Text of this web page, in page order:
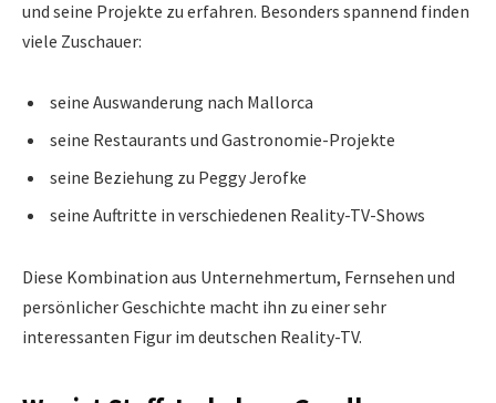
und seine Projekte zu erfahren. Besonders spannend finden
viele Zuschauer:
seine Auswanderung nach Mallorca
seine Restaurants und Gastronomie-Projekte
seine Beziehung zu Peggy Jerofke
seine Auftritte in verschiedenen Reality-TV-Shows
Diese Kombination aus Unternehmertum, Fernsehen und
persönlicher Geschichte macht ihn zu einer sehr
interessanten Figur im deutschen Reality-TV.